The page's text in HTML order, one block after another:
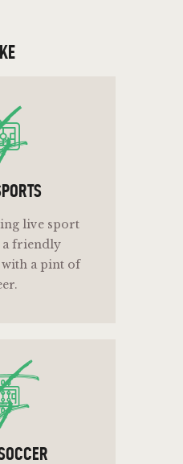
live sport
a friendly
a pint of